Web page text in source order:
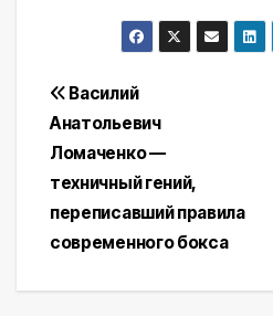
Навигация
по
записям
Василий
Анатольевич
Ломаченко —
техничный гений,
переписавший правила
современного бокса